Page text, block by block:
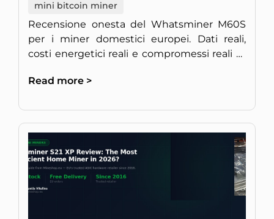
mini bitcoin miner
Recensione onesta del Whatsminer M60S
per i miner domestici europei. Dati reali,
costi energetici reali e compromessi reali —
Read more >